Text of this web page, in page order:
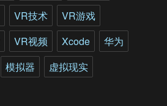
VR技术
VR游戏
VR视频 Xcode
华为
模拟器 虚拟现实